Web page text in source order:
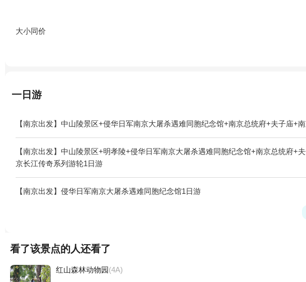
大小同价
一日游
【南京出发】中山陵景区+侵华日军南京大屠杀遇难同胞纪念馆+南京总统府+夫子庙+
【南京出发】中山陵景区+明孝陵+侵华日军南京大屠杀遇难同胞纪念馆+南京总统府
京长江传奇系列游轮1日游
【南京出发】侵华日军南京大屠杀遇难同胞纪念馆1日游
看了该景点的人还看了
红山森林动物园(4A)